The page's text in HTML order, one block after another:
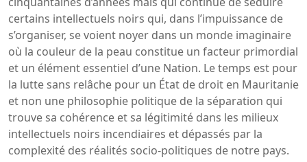
certains intellectuels noirs qui, dans l’impuissance de
s’organiser, se voient noyer dans un monde imaginaire
où la couleur de la peau constitue un facteur primordial
et un élément essentiel d’une Nation. Le temps est pour
la lutte sans relâche pour un État de droit en Mauritanie
et non une philosophie politique de la séparation qui
trouve sa cohérence et sa légitimité dans les milieux
intellectuels noirs incendiaires et dépassés par la
complexité des réalités socio-politiques de notre pays.